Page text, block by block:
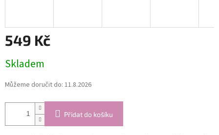
549 Kč
cena:
Skladem
Můžeme doručit do: 11.8.2026
Přidat do košíku